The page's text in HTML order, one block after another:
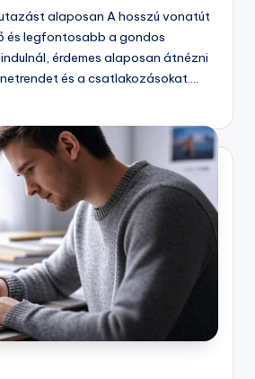
alaposan A hosszú vonatút
és legfontosabb a gondos
érdemes alaposan átnézni
és a csatlakozásokat.…